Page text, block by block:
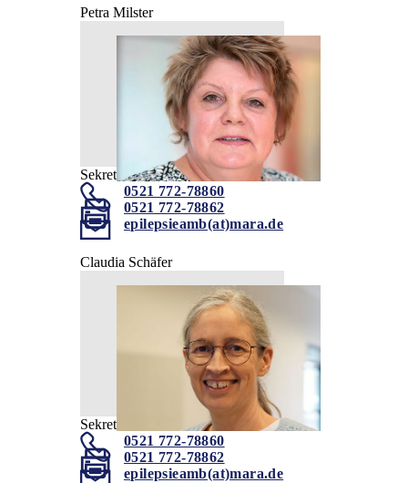
Petra Milster
Sekretariat
0521 772-78860
0521 772-78862
epilepsieamb(at)mara.de
Claudia Schäfer
Sekretariat
0521 772-78860
0521 772-78862
epilepsieamb(at)mara.de